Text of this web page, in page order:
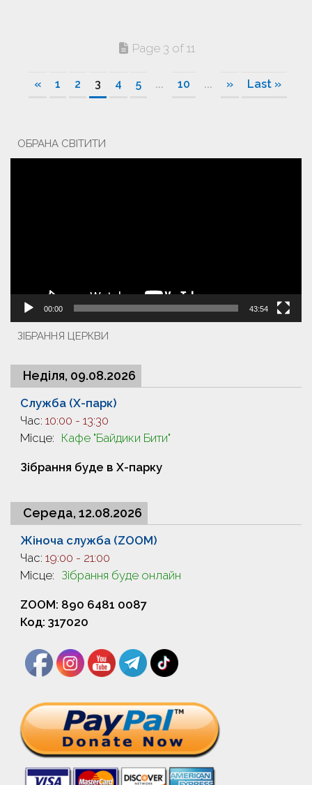
Page 3 of 11
« 1 2 3 4 5 ... 10 ... » Last »
ОБРАНА СВІТИТИ
00:00 43:54
ЗІБРАННЯ ЦЕРКВИ
Неділя, 09.08.2026
Служба (X-парк)
Час: 10:00 - 13:30
Місце: Кафе "Байдики Бити"
Зібрання буде в X-парку
Середа, 12.08.2026
Жіноча служба (ZOOM)
Час: 19:00 - 21:00
Місце: Зібрання буде онлайн
ZOOM: 890 6481 0087
Код: 317020